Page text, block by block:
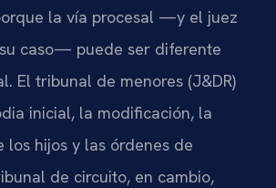
la vía procesal —y el juez
caso— puede ser diferente
El tribunal de menores (J&DR)
inicial, la modificación, la
los hijos y las órdenes de
de circuito, en cambio,